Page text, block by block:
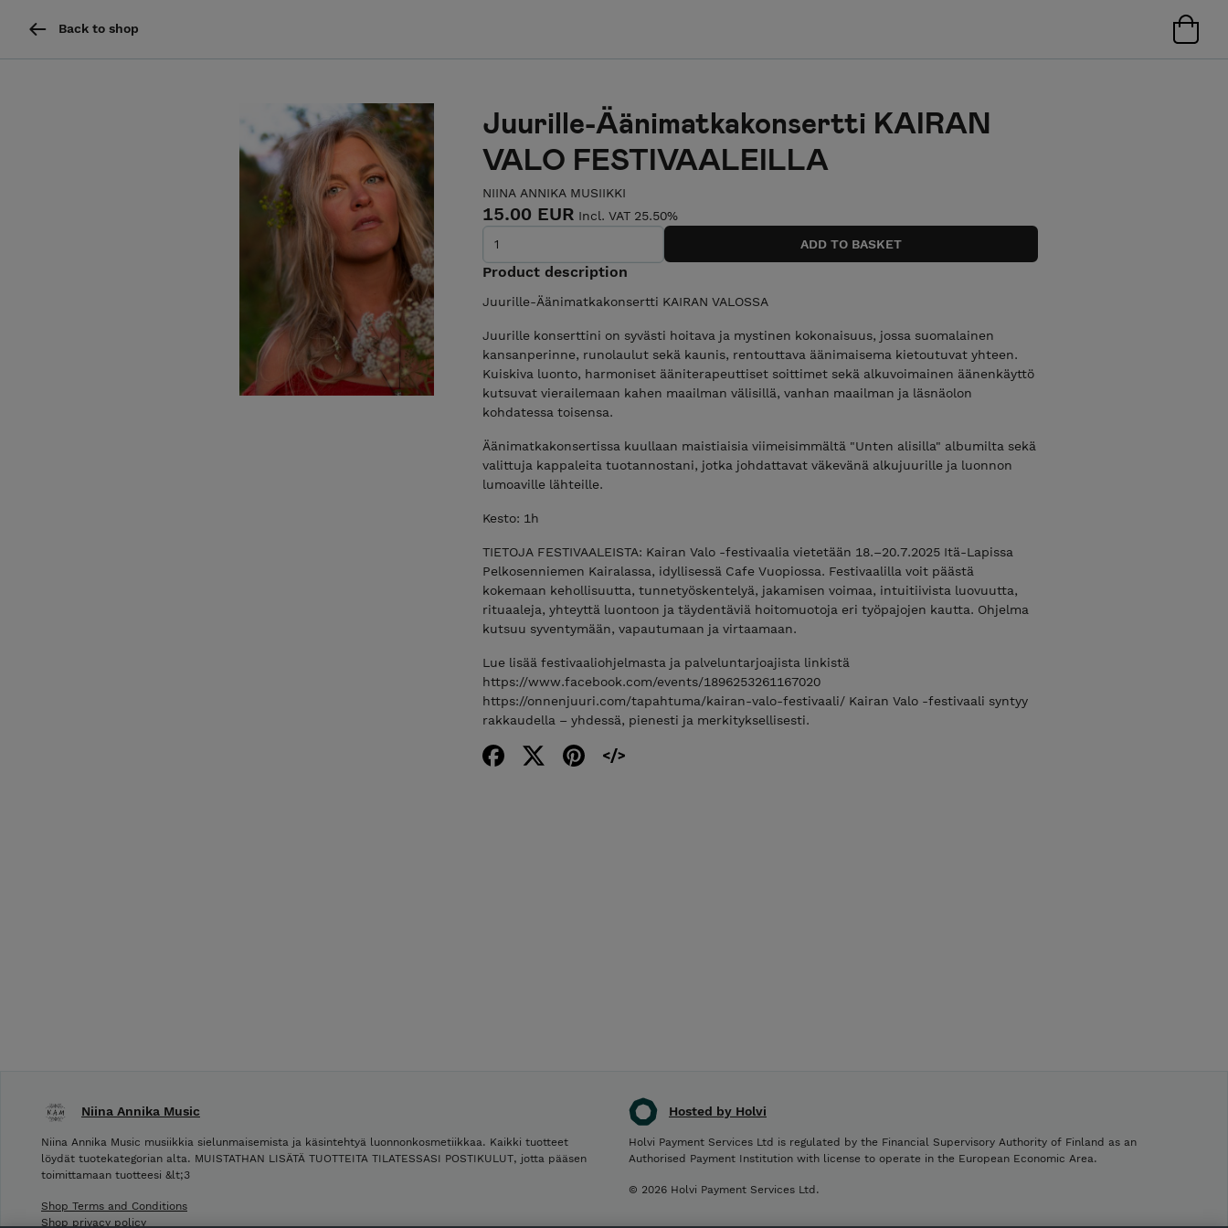
Back to shop
Juurille-Äänimatkakonsertti KAIRAN
VALO FESTIVAALEILLA
NIINA ANNIKA MUSIIKKI
15.00 EUR Incl. VAT 25.50%
Product description
Juurille-Äänimatkakonsertti KAIRAN VALOSSA
Juurille konserttini on syvästi hoitava ja mystinen kokonaisuus, jossa suomalainen
kansanperinne, runolaulut sekä kaunis, rentouttava äänimaisema kietoutuvat yhteen.
Kuiskiva luonto, harmoniset ääniterapeuttiset soittimet sekä alkuvoimainen äänenkäyttö
kutsuvat vierailemaan kahen maailman välisillä, vanhan maailman ja läsnäolon
kohdatessa toisensa.
Äänimatkakonsertissa kuullaan maistiaisia viimeisimmältä "Unten alisilla" albumilta sekä
valittuja kappaleita tuotannostani, jotka johdattavat väkevänä alkujuurille ja luonnon
lumoaville lähteille.
Kesto: 1h
TIETOJA FESTIVAALEISTA: Kairan Valo -festivaalia vietetään 18.–20.7.2025 Itä-Lapissa
Pelkosenniemen Kairalassa, idyllisessä Cafe Vuopiossa. Festivaalilla voit päästä
kokemaan kehollisuutta, tunnetyöskentelyä, jakamisen voimaa, intuitiivista luovuutta,
rituaaleja, yhteyttä luontoon ja täydentäviä hoitomuotoja eri työpajojen kautta. Ohjelma
kutsuu syventymään, vapautumaan ja virtaamaan.
Lue lisää festivaaliohjelmasta ja palveluntarjoajista linkistä
https://www.facebook.com/events/1896253261167020
https://onnenjuuri.com/tapahtuma/kairan-valo-festivaali/ Kairan Valo -festivaali syntyy
rakkaudella – yhdessä, pienesti ja merkityksellisesti.
Hosted by Holvi
Holvi Payment Services Ltd is regulated by the Financial Supervisory Authority of Finland as an
Authorised Payment Institution with license to operate in the European Economic Area.
© 2026 Holvi Payment Services Ltd.
Niina Annika Music
Niina Annika Music musiikkia sielunmaisemista ja käsintehtyä luonnonkosmetiikkaa. Kaikki tuotteet
löydät tuotekategorian alta. MUISTATHAN LISÄTÄ TUOTTEITA TILATESSASI POSTIKULUT, jotta pääsen
toimittamaan tuotteesi &lt;3
Shop Terms and Conditions
Shop privacy policy